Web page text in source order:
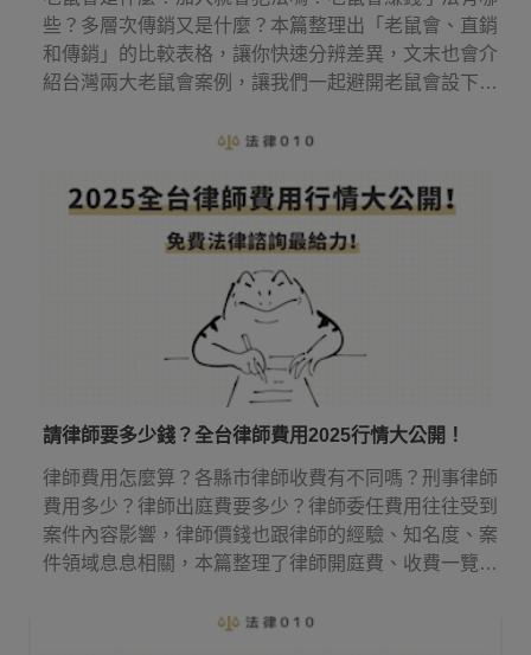
些？多層次傳銷又是什麼？本篇整理出「老鼠會、直銷
和傳銷」的比較表格，讓你快速分辨差異，文末也會介
紹台灣兩大老鼠會案例，讓我們一起避開老鼠會設下的
請律師要多少錢？全台律師費用2025行情大公開！
律師費用怎麼算？各縣市律師收費有不同嗎？刑事律師
費用多少？律師出庭費要多少？律師委任費用往往受到
案件內容影響，律師價錢也跟律師的經驗、知名度、案
件領域息息相關，本篇整理了律師開庭費、收費一覽表